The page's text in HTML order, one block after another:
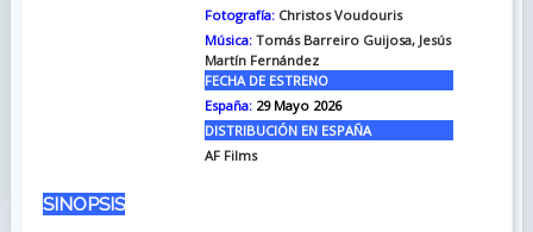
Fotografía:Christos Voudouris
Música:Tomás Barreiro Guijosa, Jesús
Martín Fernández
FECHA DE ESTRENO
España:29 Mayo 2026
DISTRIBUCIÓN EN ESPAÑA
AF Films
SINOPSIS